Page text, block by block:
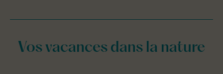
Vos vacances dans la nature